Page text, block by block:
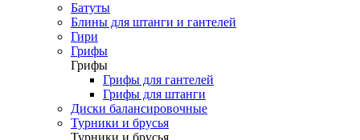
Батуты
Блины для штанги и гантелей
Гири
Грифы
Грифы
Грифы для гантелей
Грифы для штанги
Диски балансировочные
Турники и брусья
Турники и брусья